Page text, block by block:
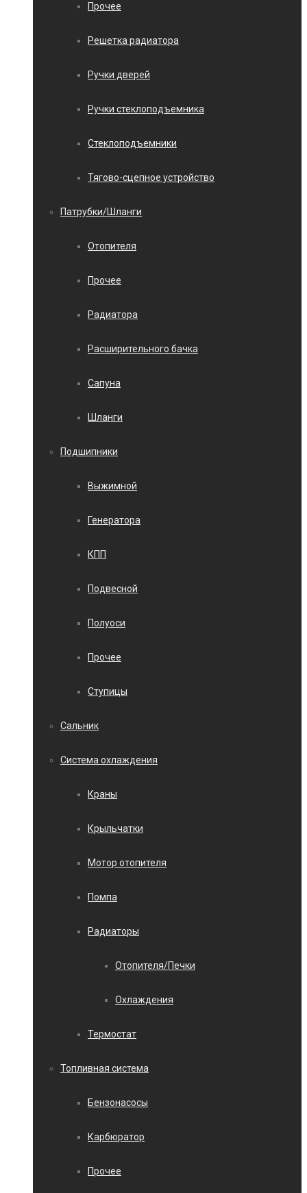
Прочее
Решетка радиатора
Ручки дверей
Ручки стеклоподъемника
Стеклоподъемники
Тягово-сцепное устройство
Патрубки/Шланги
Отопителя
Прочее
Радиатора
Расширительного бачка
Сапуна
Шланги
Подшипники
Выжимной
Генератора
КПП
Подвесной
Полуоси
Прочее
Ступицы
Сальник
Система охлаждения
Краны
Крыльчатки
Мотор отопителя
Помпа
Радиаторы
Отопителя/Печки
Охлаждения
Термостат
Топливная система
Бензонасосы
Карбюратор
Прочее